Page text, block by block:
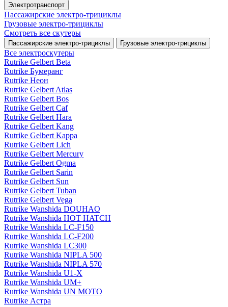
Электротранспорт
Пассажирские электро‑трициклы
Грузовые электро‑трициклы
Смотреть все скутеры
Пассажирские электро‑трициклы Грузовые электро‑трициклы
Все электро­скутеры
Rutrike Gelbert Beta
Rutrike Бумеранг
Rutrike Неон
Rutrike Gelbert Atlas
Rutrike Gelbert Bos
Rutrike Gelbert Caf
Rutrike Gelbert Hara
Rutrike Gelbert Kang
Rutrike Gelbert Kappa
Rutrike Gelbert Lich
Rutrike Gelbert Mercury
Rutrike Gelbert Ogma
Rutrike Gelbert Sarin
Rutrike Gelbert Sun
Rutrike Gelbert Tuban
Rutrike Gelbert Vega
Rutrike Wanshida DOUHAO
Rutrike Wanshida HOT HATCH
Rutrike Wanshida LC-F150
Rutrike Wanshida LC-F200
Rutrike Wanshida LC300
Rutrike Wanshida NIPLA 500
Rutrike Wanshida NIPLA 570
Rutrike Wanshida U1-X
Rutrike Wanshida UM+
Rutrike Wanshida UN MOTO
Rutrike Астра